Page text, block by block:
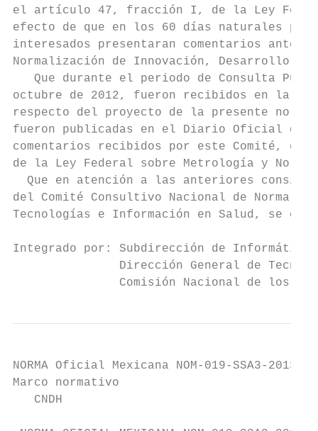
el artículo 47, fracción I, de la Ley
efecto de que en los 60 días naturales
interesados presentaran comentarios ante
Normalización de Innovación, Desarrollo,
Que durante el periodo de Consulta
octubre de 2012, fueron recibidos en la
respecto del proyecto de la presente
fueron publicadas en el Diario Oficial de
comentarios recibidos por este Comité,
de la Ley Federal sobre Metrología y
Que en atención a las anteriores
del Comité Consultivo Nacional de
Tecnologías e Información en Salud, se
Integrado por: Subdirección de
Dirección General de
Comisión Nacional de los
NORMA Oficial Mexicana NOM-019-SSA3-2013,
Marco normativo
CNDH